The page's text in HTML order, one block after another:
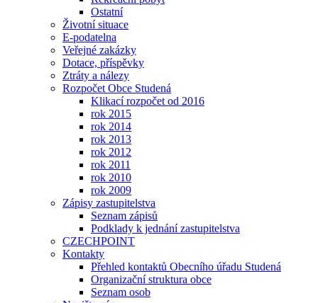
Ostatní
Životní situace
E-podatelna
Veřejné zakázky
Dotace, příspěvky
Ztráty a nálezy
Rozpočet Obce Studená
Klikací rozpočet od 2016
rok 2015
rok 2014
rok 2013
rok 2012
rok 2011
rok 2010
rok 2009
Zápisy zastupitelstva
Seznam zápisů
Podklady k jednání zastupitelstva
CZECHPOINT
Kontakty
Přehled kontaktů Obecního úřadu Studená
Organizační struktura obce
Seznam osob